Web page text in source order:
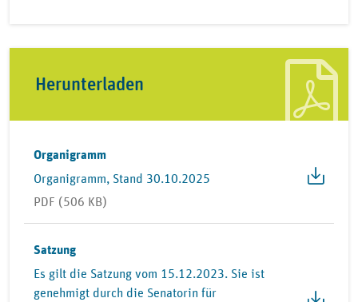
Herunterladen
Organigramm
Organigramm, Stand 30.10.2025
PDF (506 KB)
Satzung
Es gilt die Satzung vom 15.12.2023. Sie ist
genehmigt durch die Senatorin für